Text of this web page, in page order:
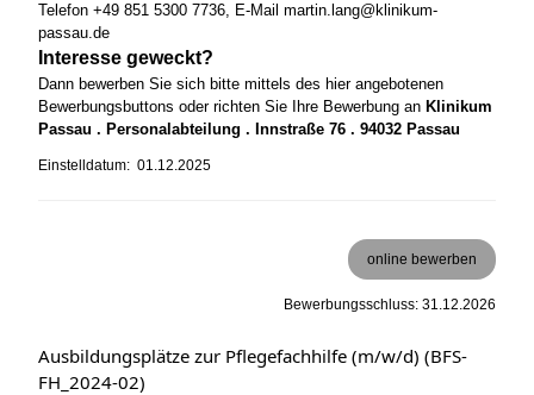
Telefon +49 851 5300 7736, E-Mail martin.lang@klinikum-
passau.de
Interesse geweckt?
Dann bewerben Sie sich bitte mittels des hier angebotenen
Bewerbungsbuttons oder richten Sie Ihre Bewerbung an Klinikum
Passau . Personalabteilung . Innstraße 76 . 94032 Passau
Einstelldatum: 01.12.2025
online bewerben
Bewerbungsschluss: 31.12.2026
Ausbildungsplätze zur Pflegefachhilfe (m/w/d) (BFS-
FH_2024-02)